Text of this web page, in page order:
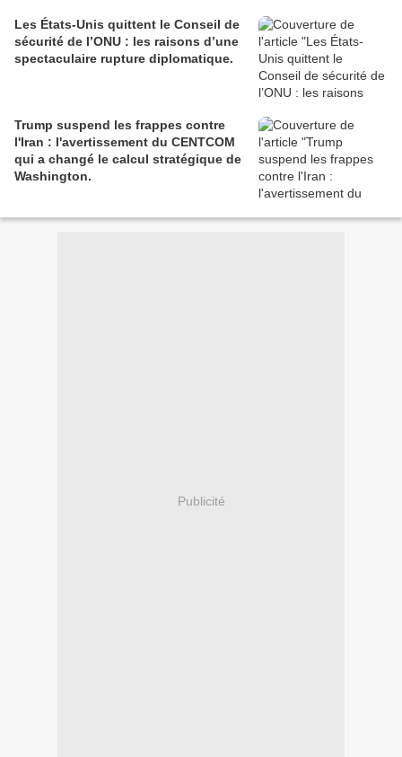
Les États-Unis quittent le Conseil de
sécurité de l’ONU : les raisons d’une
spectaculaire rupture diplomatique.
Trump suspend les frappes contre
l'Iran : l'avertissement du CENTCOM
qui a changé le calcul stratégique de
Washington.
Publicité